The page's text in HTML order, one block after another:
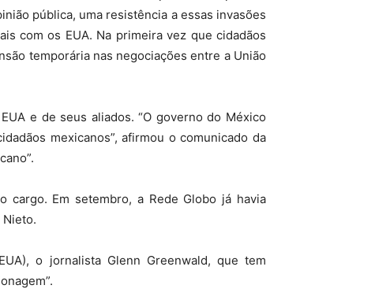
pública, uma resistência a essas invasões
com os EUA. Na primeira vez que cidadãos
temporária nas negociações entre a União
e de seus aliados. “O governo do México
mexicanos”, afirmou o comunicado da
Em setembro, a Rede Globo já havia
Nieto.
o jornalista Glenn Greenwald, que tem